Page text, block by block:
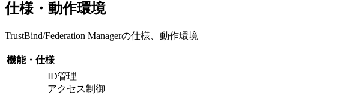
仕様・動作環境
TrustBind/Federation Managerの仕様、動作環境
機能・仕様
ID管理
アクセス制御